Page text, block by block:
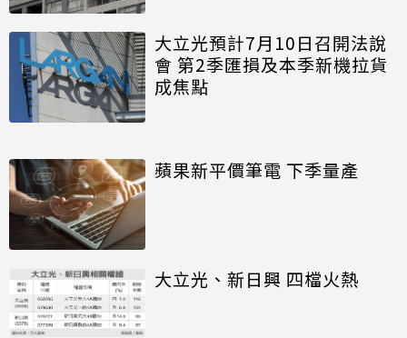
大立光預計7月10日召開法說
會 第2季匯損及本季新機拉貨
成焦點
蘋果新平價筆電 下季量產
大立光、新日興 四檔火熱